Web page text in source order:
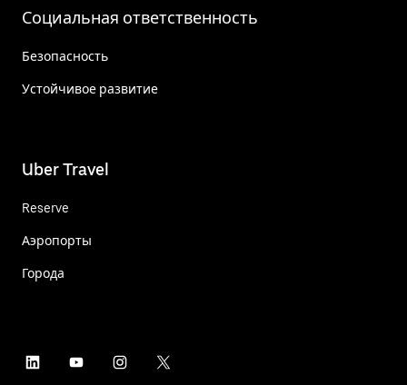
Социальная ответственность
Безопасность
Устойчивое развитие
Uber Travel
Reserve
Аэропорты
Города